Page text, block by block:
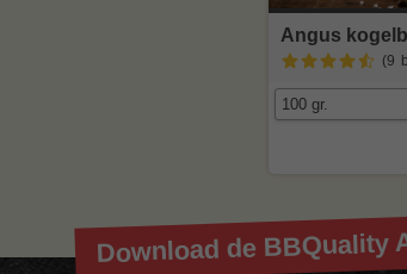
Angus
(9
Download de BBQuality